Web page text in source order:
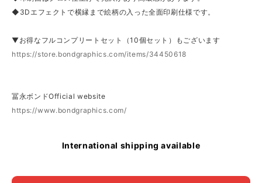
◆3Dエフェクトで横縁まで絵柄の入った全面印刷仕様です。
▼お得なフルコンプリートセット（10個セット）もございます
https://store.bondgraphics.com/items/34450618
冨永ボンドOfficial website
https://www.bondgraphics.com/
International shipping available